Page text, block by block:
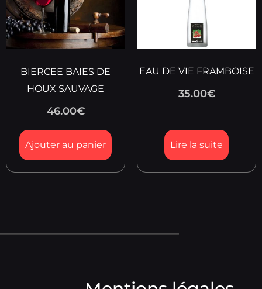
BIERCEE BAIES DE
HOUX SAUVAGE
46.00€
Ajouter au panier
EAU DE VIE FRAMBOISE
35.00€
Lire la suite